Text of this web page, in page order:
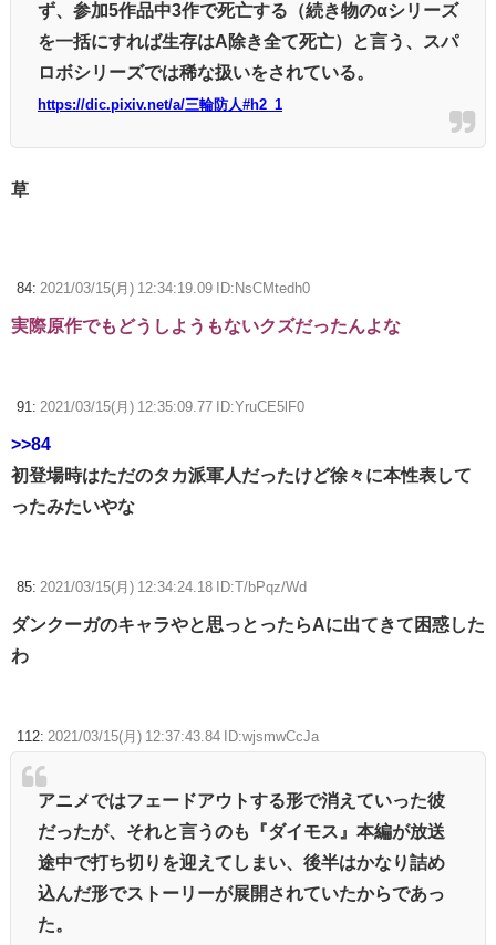
ず、参加5作品中3作で死亡する（続き物のαシリーズ
を一括にすれば生存はA除き全て死亡）と言う、スパ
ロボシリーズでは稀な扱いをされている。
https://dic.pixiv.net/a/三輪防人#h2_1
草
84: 2021/03/15(月) 12:34:19.09 ID:NsCMtedh0
実際原作でもどうしようもないクズだったんよな
91: 2021/03/15(月) 12:35:09.77 ID:YruCE5lF0
>>84
初登場時はただのタカ派軍人だったけど徐々に本性表して
ったみたいやな
85: 2021/03/15(月) 12:34:24.18 ID:T/bPqz/Wd
ダンクーガのキャラやと思っとったらAに出てきて困惑した
わ
112: 2021/03/15(月) 12:37:43.84 ID:wjsmwCcJa
アニメではフェードアウトする形で消えていった彼
だったが、それと言うのも『ダイモス』本編が放送
途中で打ち切りを迎えてしまい、後半はかなり詰め
込んだ形でストーリーが展開されていたからであっ
た。